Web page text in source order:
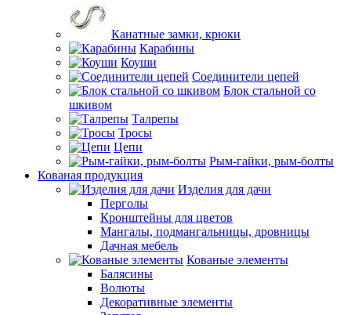
Канатные замки, крюки
Карабины
Коуши
Соединители цепей
Блок стальной со
шкивом
Талрепы
Тросы
Цепи
Рым-гайки, рым-болты
Кованая продукция
Изделия для дачи
Перголы
Кронштейны для цветов
Мангалы, подмангальницы, дровницы
Дачная мебель
Кованые элементы
Балясины
Волюты
Декоративные элементы